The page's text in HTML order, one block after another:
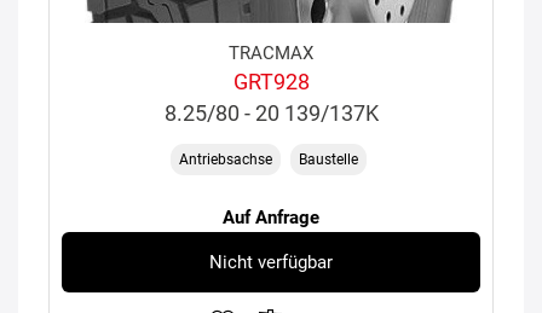
TRACMAX
GRT928
8.25/80 - 20 139/137K
Antriebsachse Baustelle
Auf Anfrage
Nicht verfügbar